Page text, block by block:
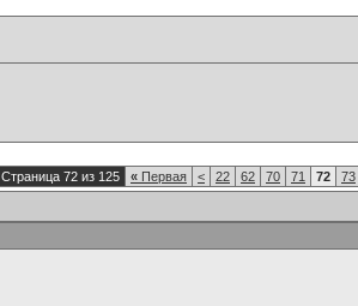
Страница 72 из 125 « Первая < 22 62 70 71 72 73